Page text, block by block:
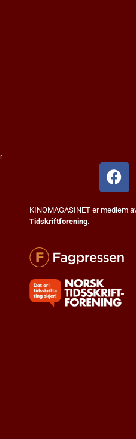
KINOMAGASINET er medlem
Tidskriftforening.